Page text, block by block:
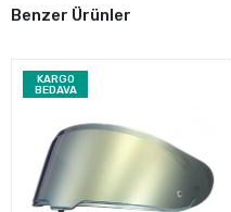
Benzer Ürünler
KARGO
BEDAVA